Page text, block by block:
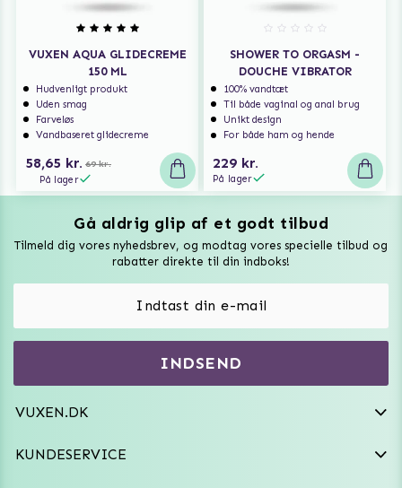
VUXEN AQUA GLIDECREME
150 ML
Hudvenligt produkt
Uden smag
Farveløs
Vandbaseret glidecreme
58,65 kr. 69 kr.
På lager
SHOWER TO ORGASM -
DOUCHE VIBRATOR
100% vandtæt
Til både vaginal og anal brug
Unikt design
For både ham og hende
229 kr.
På lager
Gå aldrig glip af et godt tilbud
Tilmeld dig vores nyhedsbrev, og modtag vores specielle tilbud og
rabatter direkte til din indboks!
INDSEND
VUXEN.DK
VAT: SE556744520901
kundeservice@vuxen.dk
KUNDESERVICE
Fortryd aftale
Vuxen Magazine
Vibratorer